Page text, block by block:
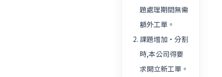
題處理期間無需
額外工單。
課題增加・分割
時,本公司得要
求開立新工單。